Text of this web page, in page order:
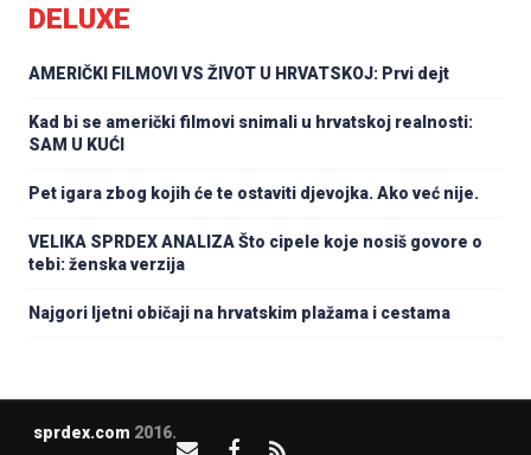
DELUXE
AMERIČKI FILMOVI VS ŽIVOT U HRVATSKOJ: Prvi dejt
Kad bi se američki filmovi snimali u hrvatskoj realnosti:
SAM U KUĆI
Pet igara zbog kojih će te ostaviti djevojka. Ako već nije.
VELIKA SPRDEX ANALIZA Što cipele koje nosiš govore o
tebi: ženska verzija
Najgori ljetni običaji na hrvatskim plažama i cestama
sprdex.com 2016.